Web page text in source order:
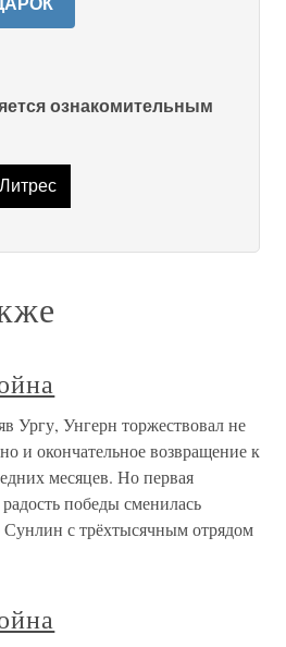
ознакомительным
Ургу, Унгерн торжествовал не
и окончательное возвращение к
месяцев. Но первая
победы сменилась
с трёхтысячным отрядом